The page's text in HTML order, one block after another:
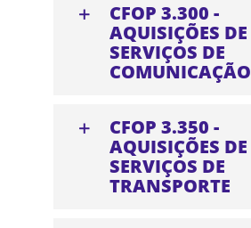
CFOP 3.300 -
AQUISIÇÕES DE
SERVIÇOS DE
COMUNICAÇÃO
CFOP 3.350 -
AQUISIÇÕES DE
SERVIÇOS DE
TRANSPORTE